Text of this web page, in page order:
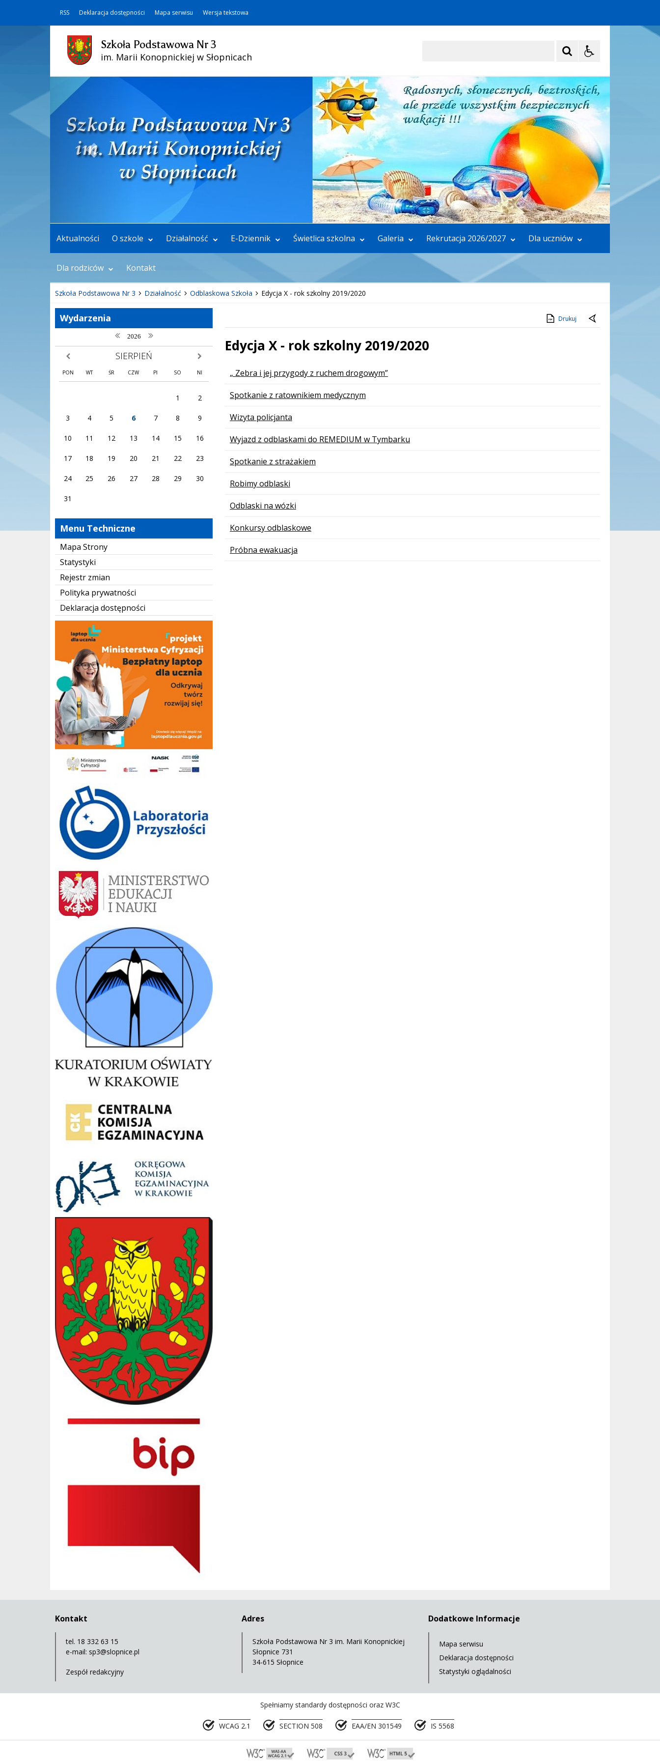
RSS Deklaracja dostępności Mapa serwisu Wersja tekstowa
Szkoła Podstawowa Nr 3
im. Marii Konopnickiej w Słopnicach
Aktualności O szkole Działalność E-Dziennik Świetlica szkolna Galeria Rekrutacja 2026/2027 Dla uczniów
Dla rodziców Kontakt
Szkoła Podstawowa Nr 3 Działalność Odblaskowa Szkoła Edycja X - rok szkolny 2019/2020
Wydarzenia
poprzedni rok
2026 następny rok
poprzedni miesiąc SIERPIEŃ następny miesiąc
PON WT ŚR CZW PI SO NI
1 2
3 4 5 6 7 8 9
10 11 12 13 14 15 16
17 18 19 20 21 22 23
24 25 26 27 28 29 30
31
Menu Techniczne
Mapa Strony
Statystyki
Rejestr zmian
Polityka prywatności
Deklaracja dostępności
Laboratoria przyszłości
Ministerstwo Edukacji Narodowej
OKE Kraków
Gmina Słopnice
Drukuj
Edycja X - rok szkolny 2019/2020
Lista stron
„ Zebra i jej przygody z ruchem drogowym”
Spotkanie z ratownikiem medycznym
Wizyta policjanta
Wyjazd z odblaskami do REMEDIUM w Tymbarku
Spotkanie z strażakiem
Robimy odblaski
Odblaski na wózki
Konkursy odblaskowe
Próbna ewakuacja
Kontakt
tel. 18 332 63 15
e-mail: sp3@slopnice.pl
Zespół redakcyjny
Adres
Szkoła Podstawowa Nr 3 im. Marii Konopnickiej
Słopnice 731
34-615 Słopnice
Dodatkowe Informacje
Mapa serwisu
Deklaracja dostępności
Statystyki oglądalności
Spełniamy standardy dostępności oraz W3C
WCAG 2.1 SECTION 508 EAA/EN 301549 IS 5568